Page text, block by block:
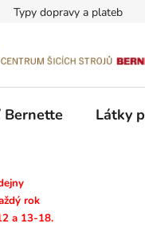
Typy dopravy a plateb
Bernette Látky
rok
a 13-18.